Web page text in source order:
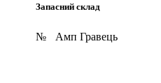
Запасний склад
№ Амп Гравець